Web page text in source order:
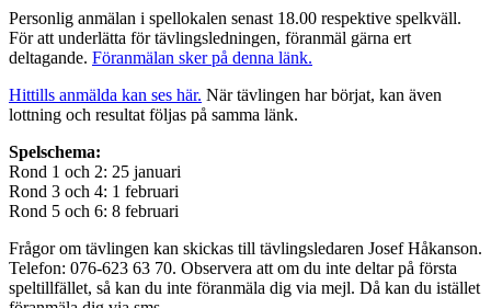
Personlig anmälan i spellokalen senast 18.00 respektive spelkväll.
För att underlätta för tävlingsledningen, föranmäl gärna ert
deltagande. Föranmälan sker på denna länk.
Hittills anmälda kan ses här. När tävlingen har börjat, kan även
lottning och resultat följas på samma länk.
Spelschema:
Rond 1 och 2: 25 januari
Rond 3 och 4: 1 februari
Rond 5 och 6: 8 februari
Frågor om tävlingen kan skickas till tävlingsledaren Josef Håkanson.
Telefon: 076-623 63 70. Observera att om du inte deltar på första
speltillfället, så kan du inte föranmäla dig via mejl. Då kan du istället